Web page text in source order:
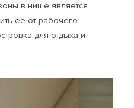
в нише является
ее от рабочего
для отдыха и